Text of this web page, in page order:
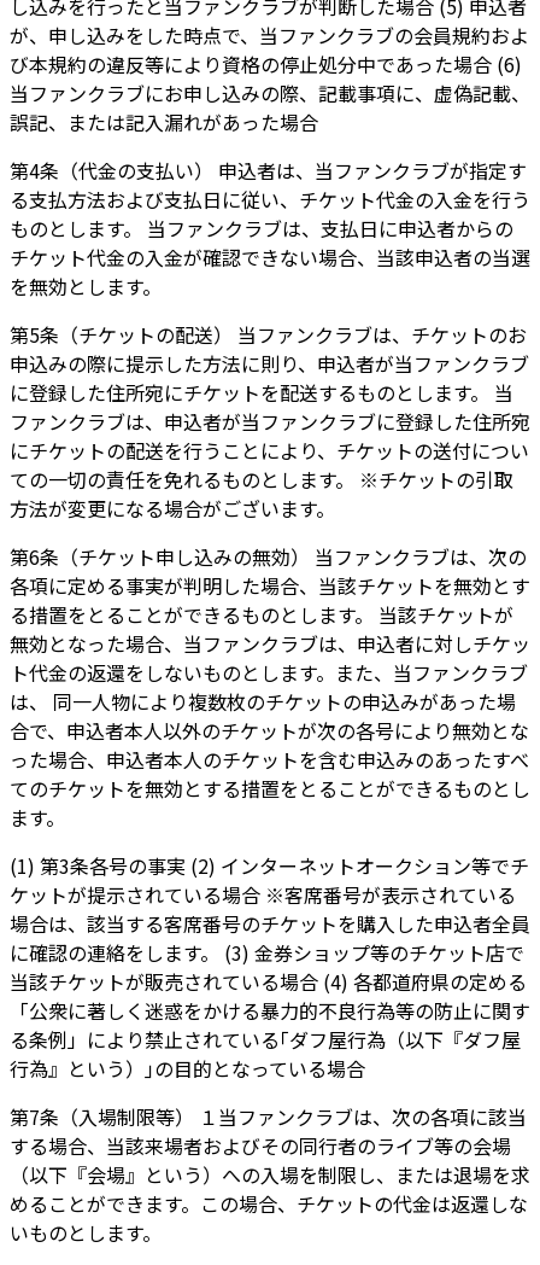
し込みを行ったと当ファンクラブが判断した場合 (5) 申込者
が、申し込みをした時点で、当ファンクラブの会員規約およ
び本規約の違反等により資格の停止処分中であった場合 (6)
当ファンクラブにお申し込みの際、記載事項に、虚偽記載、
誤記、または記入漏れがあった場合
第4条（代金の支払い） 申込者は、当ファンクラブが指定す
る支払方法および支払日に従い、チケット代金の入金を行う
ものとします。 当ファンクラブは、支払日に申込者からの
チケット代金の入金が確認できない場合、当該申込者の当選
を無効とします。
第5条（チケットの配送） 当ファンクラブは、チケットのお
申込みの際に提示した方法に則り、申込者が当ファンクラブ
に登録した住所宛にチケットを配送するものとします。 当
ファンクラブは、申込者が当ファンクラブに登録した住所宛
にチケットの配送を行うことにより、チケットの送付につい
ての一切の責任を免れるものとします。 ※チケットの引取
方法が変更になる場合がございます。
第6条（チケット申し込みの無効） 当ファンクラブは、次の
各項に定める事実が判明した場合、当該チケットを無効とす
る措置をとることができるものとします。 当該チケットが
無効となった場合、当ファンクラブは、申込者に対しチケッ
ト代金の返還をしないものとします。また、当ファンクラブ
は、 同一人物により複数枚のチケットの申込みがあった場
合で、申込者本人以外のチケットが次の各号により無効とな
った場合、申込者本人のチケットを含む申込みのあったすべ
てのチケットを無効とする措置をとることができるものとし
ます。
(1) 第3条各号の事実 (2) インターネットオークション等でチ
ケットが提示されている場合 ※客席番号が表示されている
場合は、該当する客席番号のチケットを購入した申込者全員
に確認の連絡をします。 (3) 金券ショップ等のチケット店で
当該チケットが販売されている場合 (4) 各都道府県の定める
「公衆に著しく迷惑をかける暴力的不良行為等の防止に関す
る条例」により禁止されている｢ダフ屋行為（以下『ダフ屋
行為』という）｣の目的となっている場合
第7条（入場制限等） １当ファンクラブは、次の各項に該当
する場合、当該来場者およびその同行者のライブ等の会場
（以下『会場』という）への入場を制限し、または退場を求
めることができます。この場合、チケットの代金は返還しな
いものとします。